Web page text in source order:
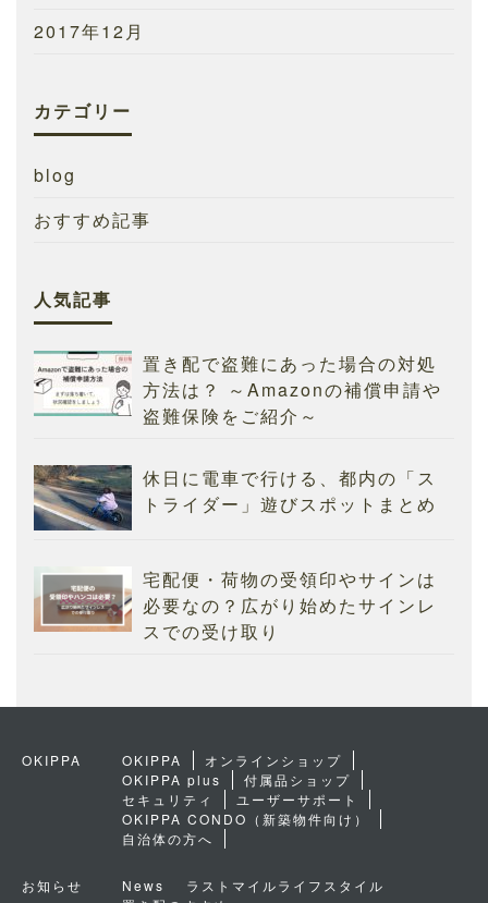
2017年12月
カテゴリー
blog
おすすめ記事
人気記事
置き配で盗難にあった場合の対処
方法は？ ～Amazonの補償申請や
盗難保険をご紹介～
休日に電車で行ける、都内の「ス
トライダー」遊びスポットまとめ
宅配便・荷物の受領印やサインは
必要なの？広がり始めたサインレ
スでの受け取り
OKIPPA OKIPPA
オンラインショップ
OKIPPA plus
付属品ショップ
セキュリティ
ユーザーサポート
OKIPPA CONDO（新築物件向け）
自治体の方へ
お知らせ News
ラストマイルライフスタイル